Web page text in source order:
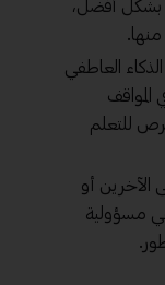
بشكل أفضل،
منها.
العاطفي
المواقف
للتعلم
الآخرين أو
مسؤولية